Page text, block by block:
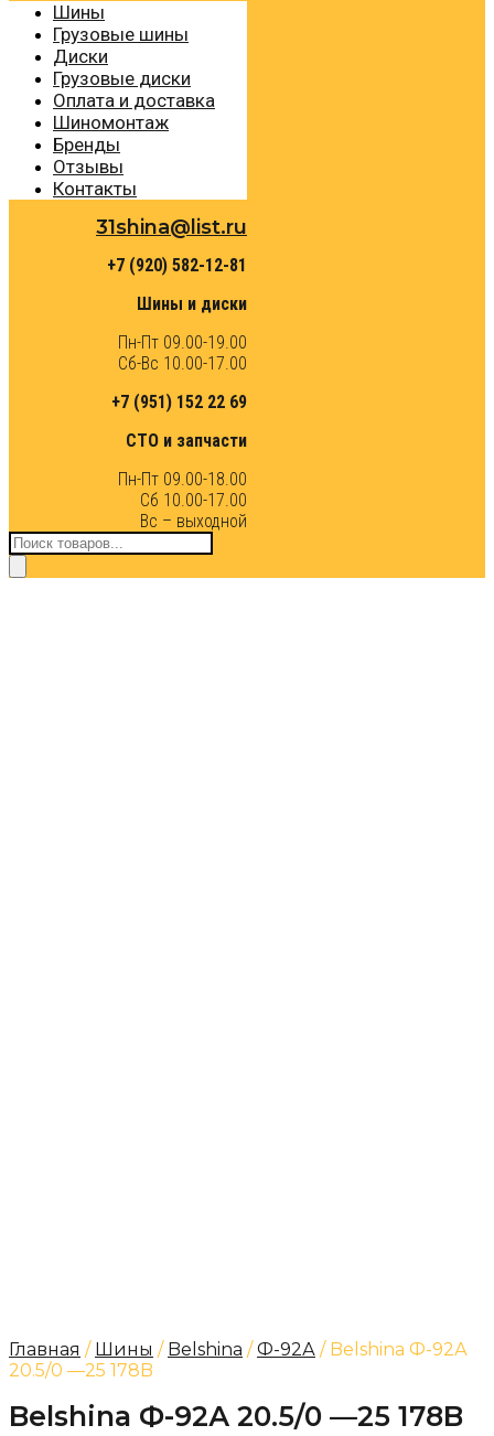
Шины
Грузовые шины
Диски
Грузовые диски
Оплата и доставка
Шиномонтаж
Бренды
Отзывы
Контакты
31shina@list.ru
+7 (920) 582-12-81
Шины и диски
Пн-Пт 09.00-19.00
Сб-Вс 10.00-17.00
+7 (951) 152 22 69
СТО и запчасти
Пн-Пт 09.00-18.00
Сб 10.00-17.00
Вс – выходной
Поиск
товаров
Главная / Шины / Belshina /Ф-92А / Belshina Ф-92А
20.5/0 —25 178B
Belshina Ф-92А 20.5/0 —25 178B